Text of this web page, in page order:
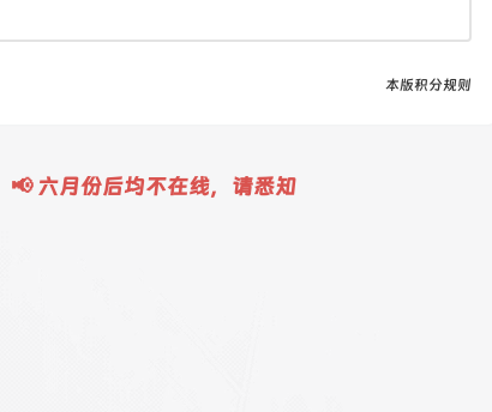
本版积分规则
📢 六月份后均不在线，请悉知